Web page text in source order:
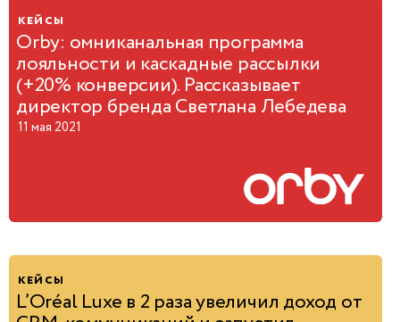
кейсы
Orby: омниканальная программа
лояльности и каскадные рассылки
(+20% конверсии). Рассказывает
директор бренда Светлана Лебедева
11 мая 2021
кейсы
L’Oréal Luxe в 2 раза увеличил доход от